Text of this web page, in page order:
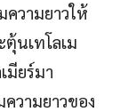
วามยาวให้
ตุ้นเทโลเม
มียร์มา
วามยาวของ